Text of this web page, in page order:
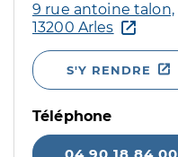
9 rue antoine talon,
13200 Arles
S'Y RENDRE
Téléphone